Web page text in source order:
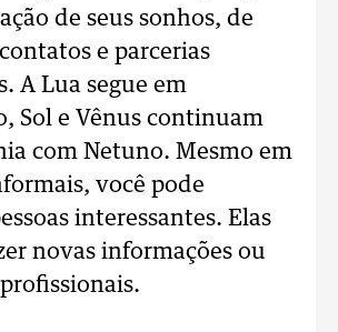
de seus sonhos, de
e parcerias
A Lua segue em
Sol e Vênus continuam
com Netuno. Mesmo em
você pode
interessantes. Elas
novas informações ou